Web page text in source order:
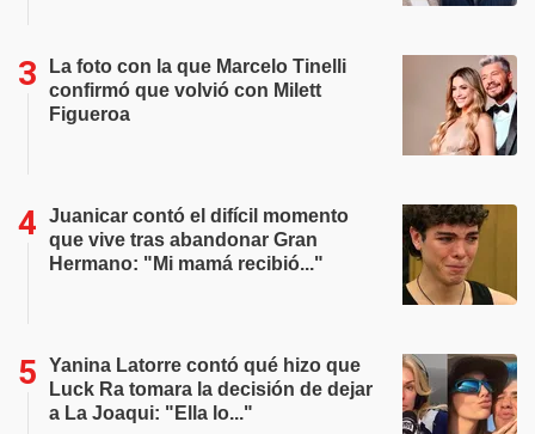
La foto con la que Marcelo Tinelli
confirmó que volvió con Milett
Figueroa
Juanicar contó el difícil momento
que vive tras abandonar Gran
Hermano: "Mi mamá recibió..."
Yanina Latorre contó qué hizo que
Luck Ra tomara la decisión de dejar
a La Joaqui: "Ella lo..."